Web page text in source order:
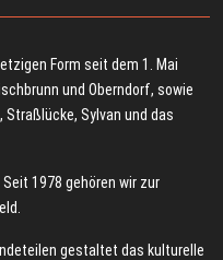
Form seit dem 1. Mai
und Oberndorf, sowie
Sylvan und das
1978 gehören wir zur
gestaltet das kulturelle